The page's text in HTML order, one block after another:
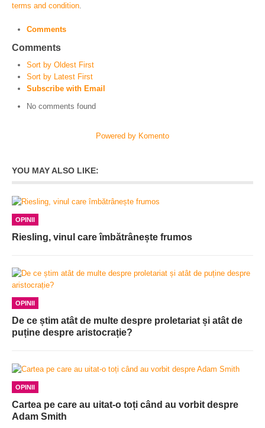
terms and condition
Comments
Comments
Sort by Oldest First
Sort by Latest First
Subscribe with Email
No comments found
Powered by Komento
YOU MAY ALSO LIKE:
OPINII
Riesling, vinul care îmbătrânește frumos
OPINII
De ce știm atât de multe despre proletariat și atât de
puține despre aristocrație?
OPINII
Cartea pe care au uitat-o toți când au vorbit despre
Adam Smith